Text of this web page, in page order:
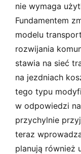
nie wymaga
Fundamentem
modelu
rozwijania
stawia na sieć
na jezdniach
tego typu
w odpowiedzi
przychylnie
teraz
planują również